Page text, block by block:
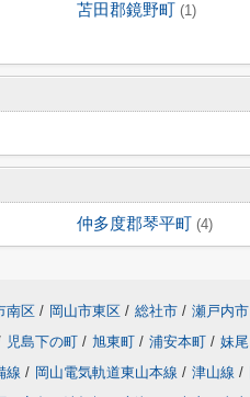
苫田郡鏡野町 (1)
仲多度郡琴平町 (4)
南区 / 岡山市東区 / 総社市 / 瀬戸内市
児島下の町 / 旭東町 / 浦安本町 / 妹尾
線 / 岡山電気軌道東山本線 / 津山線 /